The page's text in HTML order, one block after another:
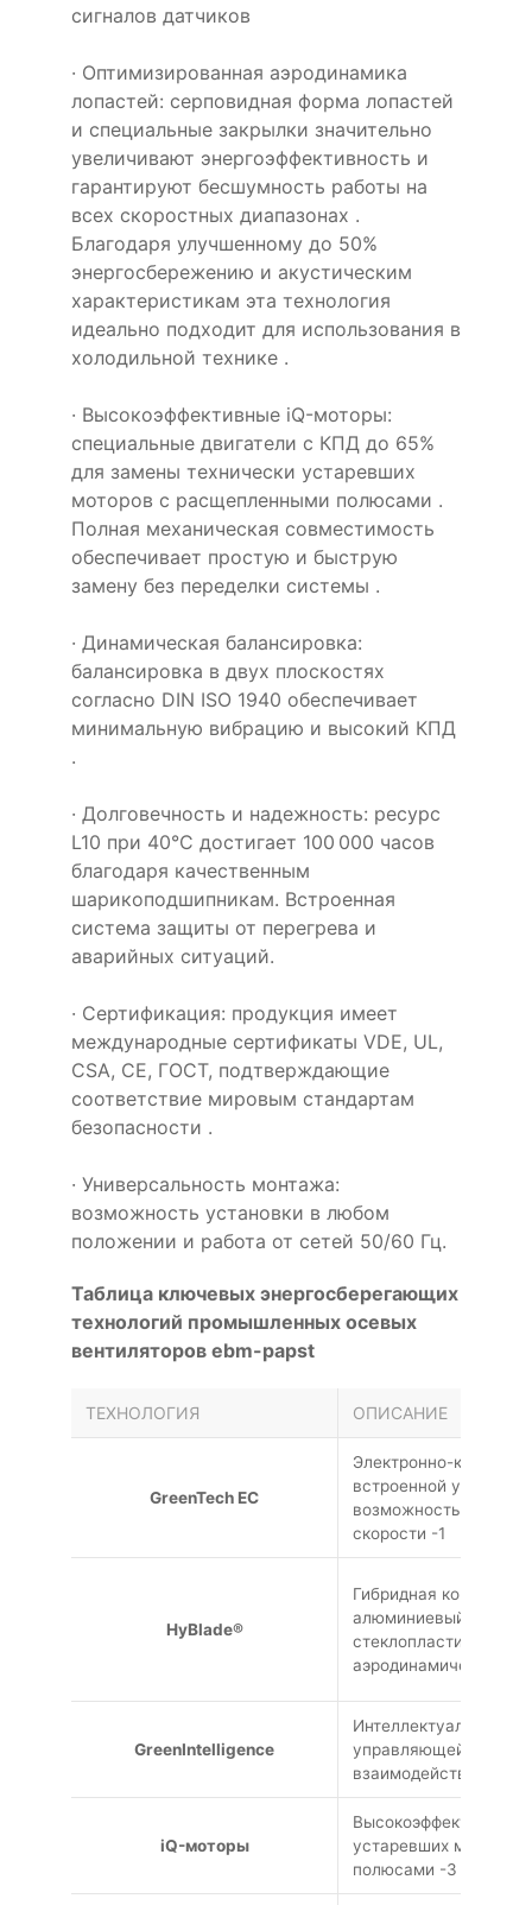
сигналов датчиков
· Оптимизированная аэродинамика
лопастей: серповидная форма лопастей
и специальные закрылки значительно
увеличивают энергоэффективность и
гарантируют бесшумность работы на
всех скоростных диапазонах .
Благодаря улучшенному до 50%
энергосбережению и акустическим
характеристикам эта технология
идеально подходит для использования в
холодильной технике .
· Высокоэффективные iQ-моторы:
специальные двигатели с КПД до 65%
для замены технически устаревших
моторов с расщепленными полюсами .
Полная механическая совместимость
обеспечивает простую и быструю
замену без переделки системы .
· Динамическая балансировка:
балансировка в двух плоскостях
согласно DIN ISO 1940 обеспечивает
минимальную вибрацию и высокий КПД
.
· Долговечность и надежность: ресурс
L10 при 40°C достигает 100 000 часов
благодаря качественным
шарикоподшипникам. Встроенная
система защиты от перегрева и
аварийных ситуаций.
· Сертификация: продукция имеет
международные сертификаты VDE, UL,
CSA, CE, ГОСТ, подтверждающие
соответствие мировым стандартам
безопасности .
· Универсальность монтажа:
возможность установки в любом
положении и работа от сетей 50/60 Гц.
Таблица ключевых энергосберегающих
технологий промышленных осевых
вентиляторов ebm-papst
ТЕХНОЛОГИЯ ОПИСАНИЕ
GreenTech EC
Электронно-
встроенной
возможностью
скорости -1
HyBlade®
Гибридная
алюминиевый каркас
стеклопластика с
аэродинамической
GreenIntelligence
Интеллектуальная
управляющей
взаимодействия -2
iQ-моторы
Высокоэффективные
устаревших моторов
полюсами -3